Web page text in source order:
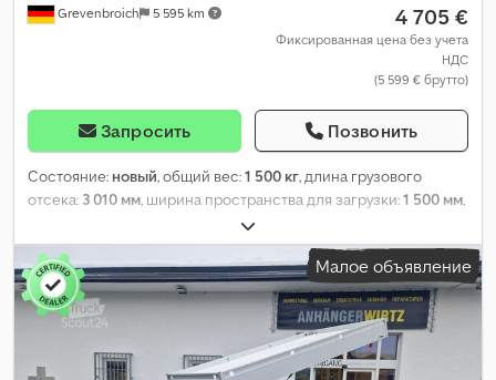
Grevenbroich 5 595 km 4 705 €
Фиксированная цена без учета
НДС
(5 599 € брутто)
Запросить Позвонить
Состояние: новый, общий вес:1 500 кг, длина грузового
отсека: 3 010 мм, ширина пространства для загрузки:1 500 мм,
1 530 мм
Малое объявление